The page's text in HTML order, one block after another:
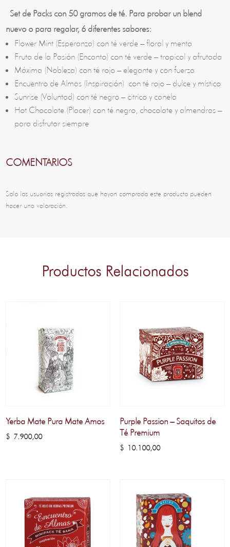
Set de Packs con 50 gramos de té. Para probar un blend
nuevo o para regalar, 6 diferentes sabores:
Flower Mint (Esperanza) con té verde – floral y menta
Fruta de la Pasión (Encanto) con té verde – tropical y afrutada
Máxima (Nobleza) con té rojo – elegante y con fuerza
Encuentro de Almas (Inspiración) con té rojo – dulce y místico
Sunrise (Voluntad) con té negro – citrico y canela
Hot Chocolate (Placer) con té negro, chocolate y almendras –
para disfrutar siempre
COMENTARIOS
Solo los usuarios registrados que hayan comprado este producto pueden
hacer una valoración.
Productos Relacionados
Yerba Mate Pura Mate Amos
$ 7.900,00
Purple Passion – Saquitos de
Té Premium
$10.100,00